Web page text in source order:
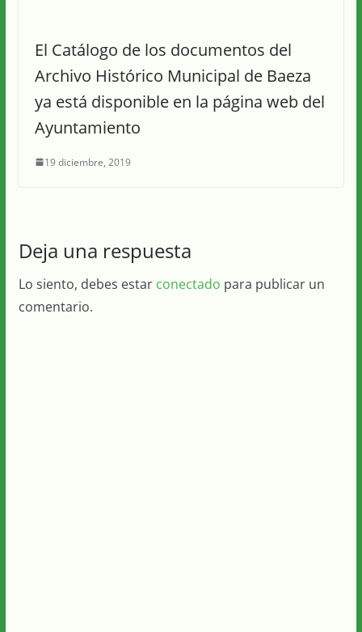
El Catálogo de los documentos del
Archivo Histórico Municipal de Baeza
ya está disponible en la página web del
Ayuntamiento
19 diciembre, 2019
Deja una respuesta
Lo siento, debes estar conectado para publicar un
comentario.